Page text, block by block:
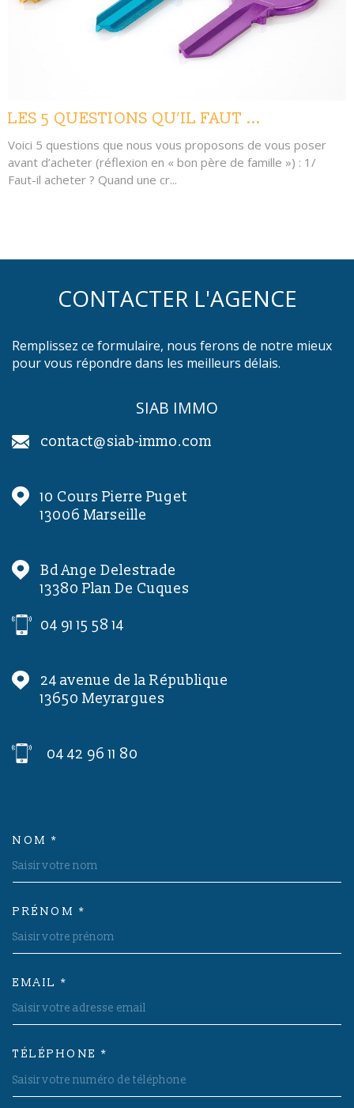
LES 5 QUESTIONS QU’IL FAUT ...
Voici 5 questions que nous vous proposons de vous poser
avant d’acheter (réflexion en « bon père de famille ») : 1/
Faut-il acheter ? Quand une cr...
CONTACTER L'AGENCE
Remplissez ce formulaire, nous ferons de notre mieux
pour vous répondre dans les meilleurs délais.
SIAB IMMO
contact@siab-immo.com
10 Cours Pierre Puget
13006
Marseille
Bd Ange Delestrade
13380
Plan De Cuques
04 91 15 58 14
24 avenue de la République
13650
Meyrargues
04 42 96 11 80
NOM *
PRÉNOM *
EMAIL *
TÉLÉPHONE *